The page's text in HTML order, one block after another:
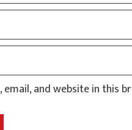
email, and website in this